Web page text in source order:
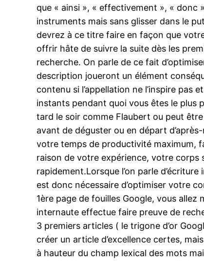
que « ainsi », « effectivement », « donc
instruments mais sans glisser dans le
devrez à ce titre faire en façon que
offrir hâte de suivre la suite dès les
recherche. On parle de ce fait
description joueront un élément
contenu si l’appellation ne l’inspire pas
instants pendant quoi vous êtes le plus
tard le soir comme Flaubert ou peut
avant de déguster ou en départ
votre temps de productivité maximum,
raison de votre expérience, votre corps
rapidement.Lorsque l’on parle
est donc nécessaire d’optimiser votre
1ère page de fouilles Google, vous
internaute effectue faire preuve de
3 premiers articles ( le trigone d’or
créer un article d’excellence certes,
à hauteur du champ lexical des mots